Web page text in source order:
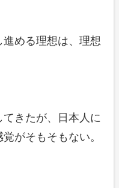
める理想は、理想
きたが、日本人に
がそもそもない。